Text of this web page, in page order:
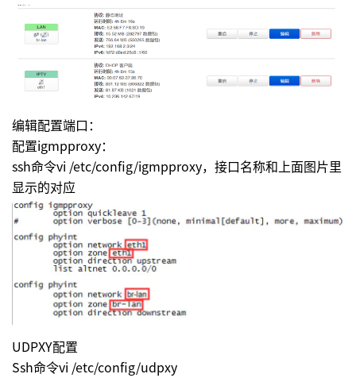
编辑配置端口：
配置igmpproxy：
ssh命令vi /etc/config/igmpproxy，接口名称和上面图片里
显示的对应
UDPXY配置
Ssh命令vi /etc/config/udpxy